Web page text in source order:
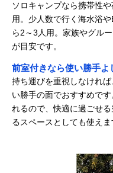
ソロキャンプなら携帯性
用。少人数で行く海水浴
ら2～3人用。家族やグル
が目安です。
前室付きなら使い勝手よ
持ち運びを重視しなけれ
い勝手の面でおすすめで
れるので、快適に過ごせ
るスペースとしても使えま